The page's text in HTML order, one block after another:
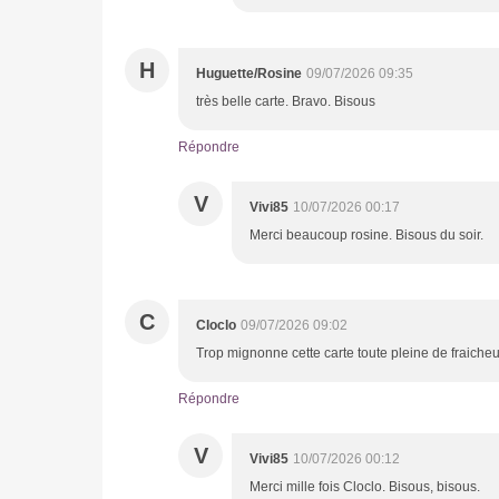
H Huguette/Rosine 09/07/2026 09:35
très belle carte. Bravo. Bisous
Répondre
V Vivi85 10/07/2026 00:17
Merci beaucoup rosine. Bisous du soir.
C Cloclo 09/07/2026 09:02
Trop mignonne cette carte toute pleine de
Répondre
V Vivi85 10/07/2026 00:12
Merci mille fois Cloclo. Bisous, bisous.